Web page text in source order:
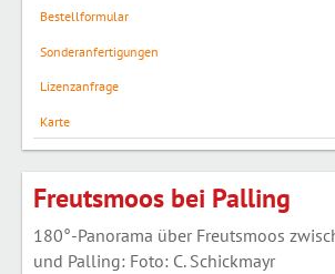
Bestellformular
Sonderanfertigungen
Lizenzanfrage
Karte
Freutsmoos bei Palling
180°-Panorama über Freutsmoos
und Palling: Foto: C. Schickmayr